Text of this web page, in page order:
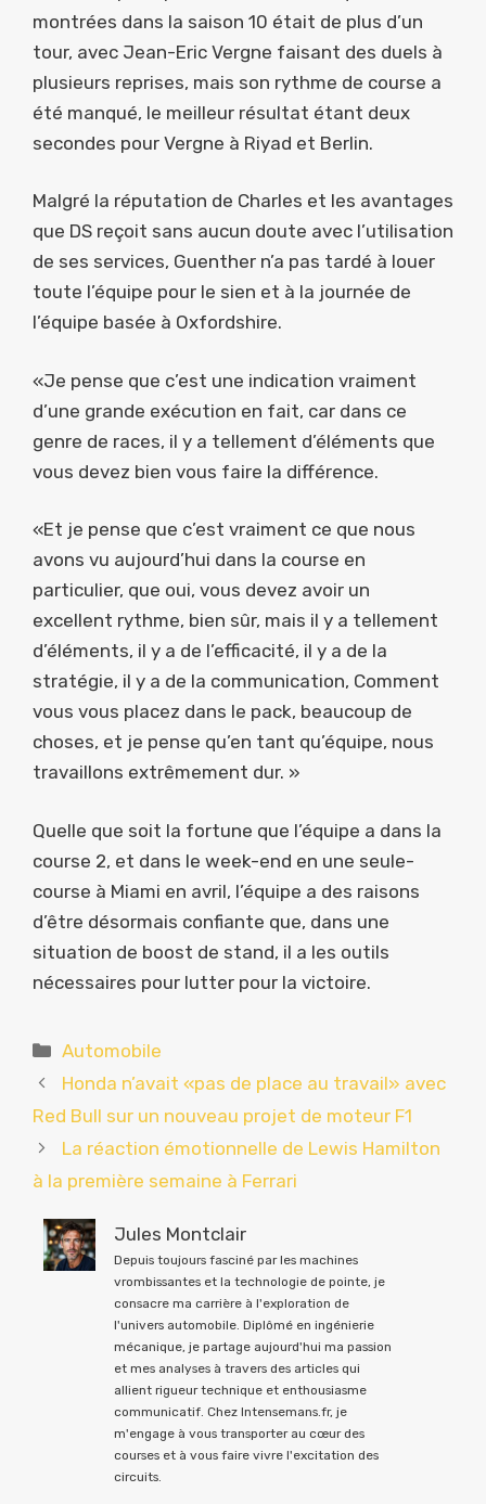
montrées dans la saison 10 était de plus d’un
tour, avec Jean-Eric Vergne faisant des duels à
plusieurs reprises, mais son rythme de course a
été manqué, le meilleur résultat étant deux
secondes pour Vergne à Riyad et Berlin.
Malgré la réputation de Charles et les avantages
que DS reçoit sans aucun doute avec l’utilisation
de ses services, Guenther n’a pas tardé à louer
toute l’équipe pour le sien et à la journée de
l’équipe basée à Oxfordshire.
«Je pense que c’est une indication vraiment
d’une grande exécution en fait, car dans ce
genre de races, il y a tellement d’éléments que
vous devez bien vous faire la différence.
«Et je pense que c’est vraiment ce que nous
avons vu aujourd’hui dans la course en
particulier, que oui, vous devez avoir un
excellent rythme, bien sûr, mais il y a tellement
d’éléments, il y a de l’efficacité, il y a de la
stratégie, il y a de la communication, Comment
vous vous placez dans le pack, beaucoup de
choses, et je pense qu’en tant qu’équipe, nous
travaillons extrêmement dur. »
Quelle que soit la fortune que l’équipe a dans la
course 2, et dans le week-end en une seule-
course à Miami en avril, l’équipe a des raisons
d’être désormais confiante que, dans une
situation de boost de stand, il a les outils
nécessaires pour lutter pour la victoire.
Catégories
Automobile
Honda n’avait «pas de place au travail» avec
Red Bull sur un nouveau projet de moteur F1
La réaction émotionnelle de Lewis Hamilton
à la première semaine à Ferrari
Jules Montclair
Depuis toujours fasciné par les machines
vrombissantes et la technologie de pointe, je
consacre ma carrière à l'exploration de
l'univers automobile. Diplômé en ingénierie
mécanique, je partage aujourd'hui ma passion
et mes analyses à travers des articles qui
allient rigueur technique et enthousiasme
communicatif. Chez Intensemans.fr, je
m'engage à vous transporter au cœur des
courses et à vous faire vivre l'excitation des
circuits.